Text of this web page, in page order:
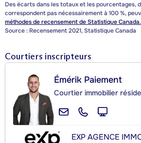
Des écarts dans les totaux et les pourcentages,
correspondent pas nécessairement à 100 %,
méthodes de recensement de Statistique Canada.
Source : Recensement 2021, Statistique Canada
Courtiers inscripteurs
Émérik Paiement
Courtier immobilier
EXP AGENCE